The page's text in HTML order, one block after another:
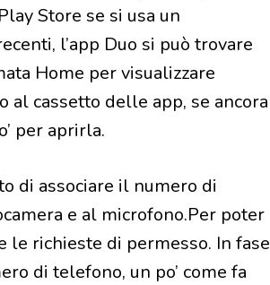
Store se si usa un
l’app Duo si può trovare
Home per visualizzare
al cassetto delle app, se ancora
per aprirla.
di associare il numero di
e al microfono.Per poter
le richieste di permesso. In fase
di telefono, un po’ come fa